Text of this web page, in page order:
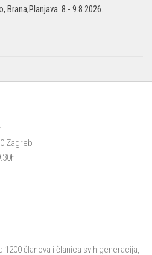
Brana,Planjava. 8.- 9.8.2026.
Zagreb
1200 članova i članica svih generacija,